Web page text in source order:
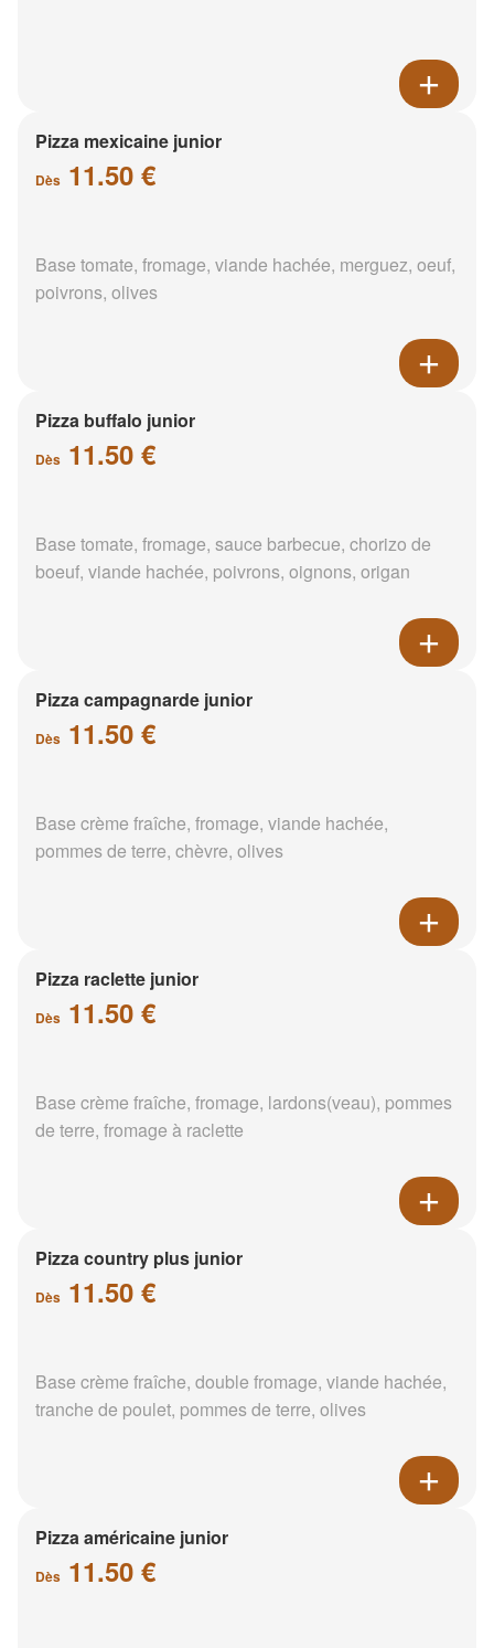
Pizza mexicaine junior
Dès 11.50 €
Base tomate, fromage, viande hachée, merguez, oeuf,
poivrons, olives
Pizza buffalo junior
Dès 11.50 €
Base tomate, fromage, sauce barbecue, chorizo de
boeuf, viande hachée, poivrons, oignons, origan
Pizza campagnarde junior
Dès 11.50 €
Base crème fraîche, fromage, viande hachée,
pommes de terre, chèvre, olives
Pizza raclette junior
Dès 11.50 €
Base crème fraîche, fromage, lardons(veau), pommes
de terre, fromage à raclette
Pizza country plus junior
Dès 11.50 €
Base crème fraîche, double fromage, viande hachée,
tranche de poulet, pommes de terre, olives
Pizza américaine junior
Dès 11.50 €